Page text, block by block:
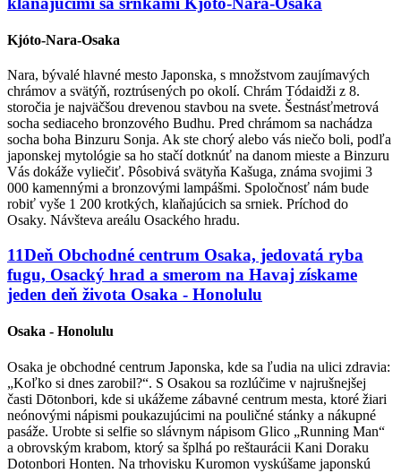
Kjóto-Nara-Osaka
Nara, bývalé hlavné mesto Japonska, s množstvom zaujímavých
chrámov a svätýň, roztrúsených po okolí. Chrám Tódaidži z 8.
storočia je najväčšou drevenou stavbou na svete. Šestnásťmetrová
socha sediaceho bronzového Budhu. Pred chrámom sa nachádza
socha boha Binzuru Sonja. Ak ste chorý alebo vás niečo boli, podľa
japonskej mytológie sa ho stačí dotknúť na danom mieste a Binzuru
Vás dokáže vyliečiť. Pôsobivá svätyňa Kašuga, známa svojimi 3
000 kamennými a bronzovými lampášmi. Spoločnosť nám bude
robiť vyše 1 200 krotkých, klaňajúcich sa srniek. Príchod do
Osaky. Návšteva areálu Osackého hradu.
11Deň Obchodné centrum Osaka, jedovatá ryba
fugu, Osacký hrad a smerom na Havaj získame
jeden deň života Osaka - Honolulu
Osaka - Honolulu
Osaka je obchodné centrum Japonska, kde sa ľudia na ulici zdravia:
„Koľko si dnes zarobil?“. S Osakou sa rozlúčime v najrušnejšej
časti Dōtonbori, kde si ukážeme zábavné centrum mesta, ktoré žiari
neónovými nápismi poukazujúcimi na pouličné stánky a nákupné
pasáže. Urobte si selfie so slávnym nápisom Glico „Running Man“
a obrovským krabom, ktorý sa šplhá po reštaurácii Kani Doraku
Dotonbori Honten. Na trhovisku Kuromon vyskúšame japonskú